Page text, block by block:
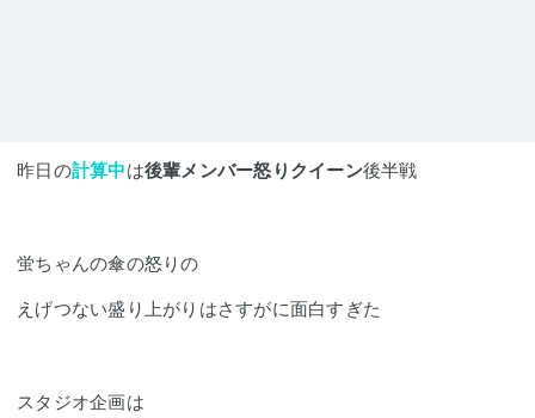
昨日の計算中は後輩メンバー怒りクイーン後半戦
蛍ちゃんの傘の怒りの
えげつない盛り上がりはさすがに面白すぎた
スタジオ企画は